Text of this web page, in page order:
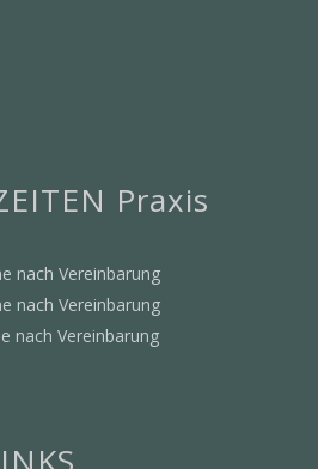
Praxis
nach Vereinbarung
nach Vereinbarung
nach Vereinbarung